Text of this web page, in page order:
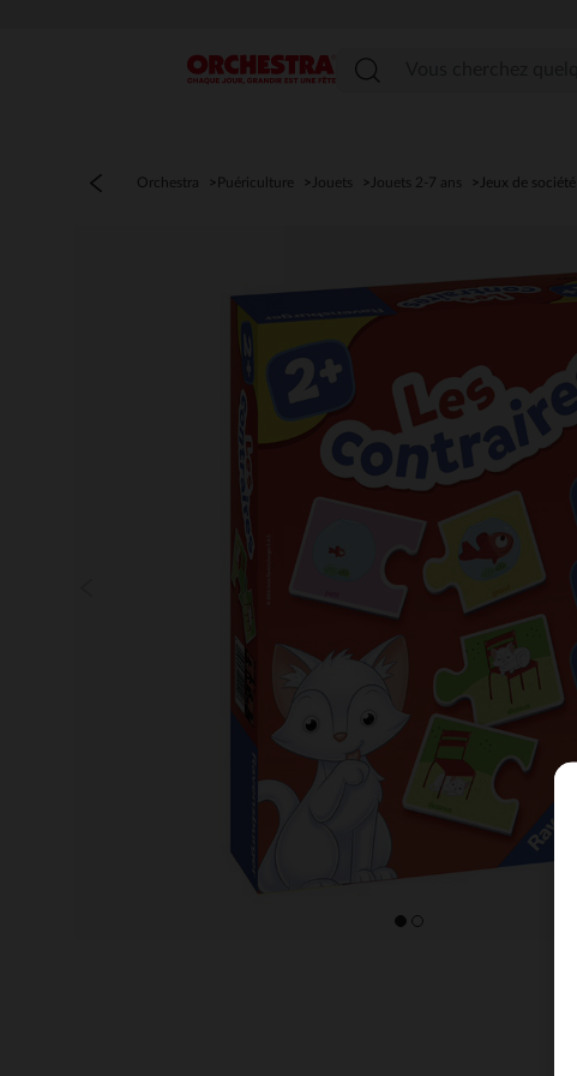
Menu
Orchestra Puériculture Jouets Jouets 2-7 ans Jeux de société